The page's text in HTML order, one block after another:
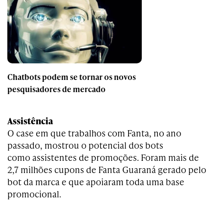
Chatbots podem se tornar os novos
pesquisadores de mercado
Assistência
O case em que trabalhos com Fanta, no ano
passado, mostrou o potencial dos bots
como assistentes de promoções. Foram mais de
2,7 milhões cupons de Fanta Guaraná gerado pelo
bot da marca e que apoiaram toda uma base
promocional.